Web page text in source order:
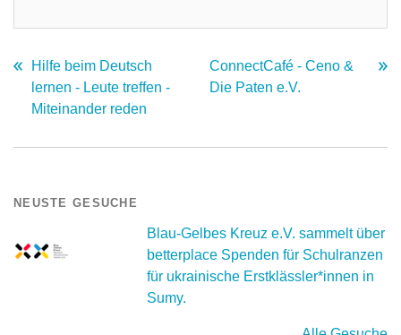
Hilfe beim Deutsch
lernen - Leute treffen -
Miteinander reden
ConnectCafé - Ceno &
Die Paten e.V.
NEUSTE GESUCHE
Blau-Gelbes Kreuz e.V. sammelt über
betterplace Spenden für Schulranzen
für ukrainische Erstklässler*innen in
Sumy.